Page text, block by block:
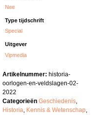
Nee
Type tijdschrift
Special
Uitgever
Vipmedia
Artikelnummer: historia-
oorlogen-en-veldslagen-02-
2022
Categorieën Geschiedenis,
Historia, Kennis & Wetenschap,